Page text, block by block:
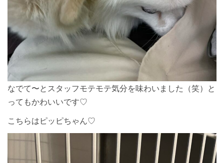
なでて〜とスタッフモテモテ気分を味わいました（笑）と
ってもかわいいです♡
こちらはピッピちゃん♡